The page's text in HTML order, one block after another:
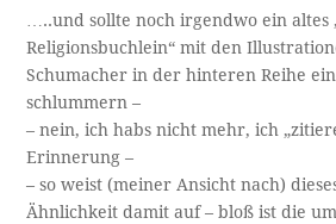
…..und sollte noch irgendwo ein altes
Religionsbuchlein“ mit den
Schumacher in der hinteren Reihe
schlummern –
– nein, ich habs nicht mehr, ich
Erinnerung –
– so weist (meiner Ansicht nach)
Ähnlichkeit damit auf – bloß ist die